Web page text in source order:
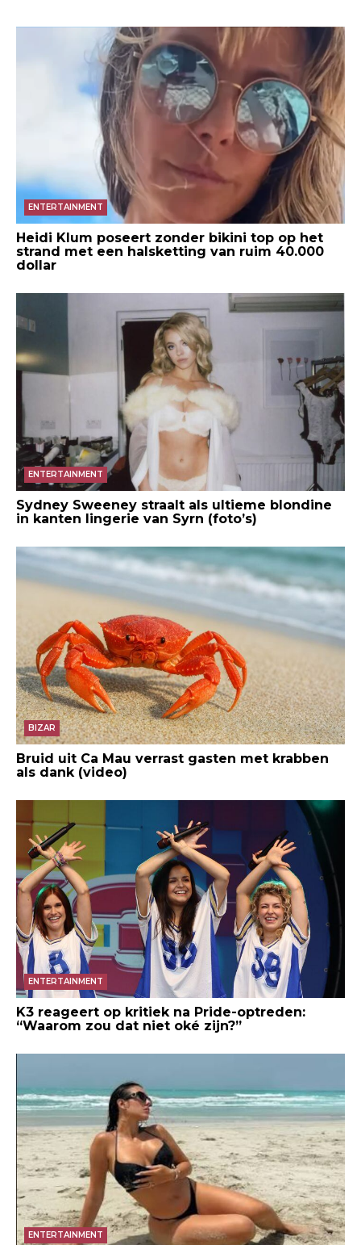
ENTERTAINMENT
Heidi Klum poseert zonder bikini top op het
strand met een halsketting van ruim 40.000
dollar
ENTERTAINMENT
Sydney Sweeney straalt als ultieme blondine
in kanten lingerie van Syrn (foto’s)
BIZAR
Bruid uit Ca Mau verrast gasten met krabben
als dank (video)
ENTERTAINMENT
K3 reageert op kritiek na Pride-optreden:
“Waarom zou dat niet oké zijn?”
ENTERTAINMENT